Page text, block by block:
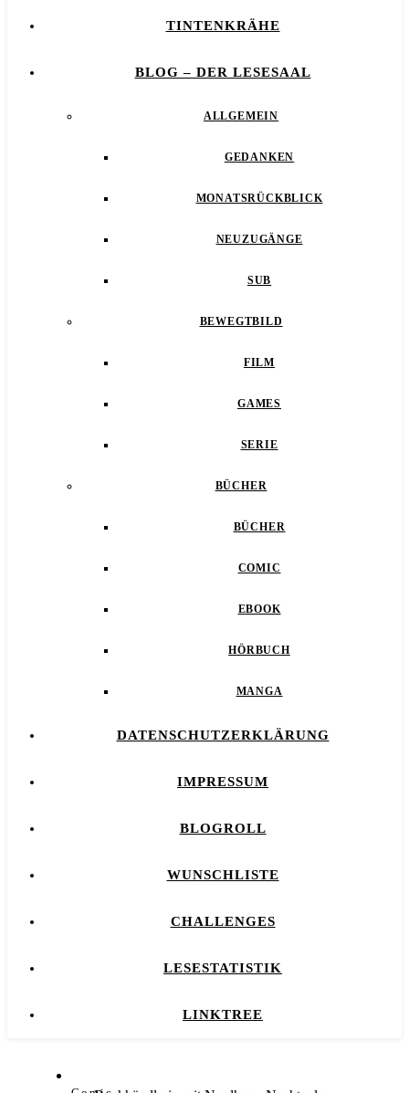
TINTENKRÄHE
BLOG – DER LESESAAL
ALLGEMEIN
GEDANKEN
MONATSRÜCKBLICK
NEUZUGÄNGE
SUB
BEWEGTBILD
FILM
GAMES
SERIE
BÜCHER
BÜCHER
COMIC
EBOOK
HÖRBUCH
MANGA
DATENSCHUTZERKLÄRUNG
IMPRESSUM
BLOGROLL
WUNSCHLISTE
CHALLENGES
LESESTATISTIK
LINKTREE